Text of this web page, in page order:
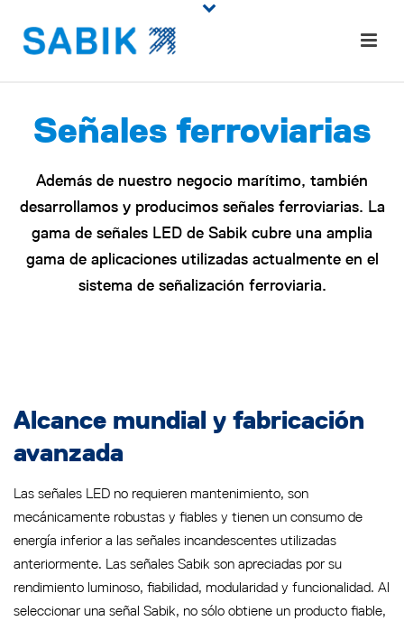
Señales ferroviarias
Además de nuestro negocio marítimo, también
desarrollamos y producimos señales ferroviarias. La
gama de señales LED de Sabik cubre una amplia
gama de aplicaciones utilizadas actualmente en el
sistema de señalización ferroviaria.
Alcance mundial y fabricación
avanzada
Las señales LED no requieren mantenimiento, son
mecánicamente robustas y fiables y tienen un consumo de
energía inferior a las señales incandescentes utilizadas
anteriormente. Las señales Sabik son apreciadas por su
rendimiento luminoso, fiabilidad, modularidad y funcionalidad. Al
seleccionar una señal Sabik, no sólo obtiene un producto fiable,